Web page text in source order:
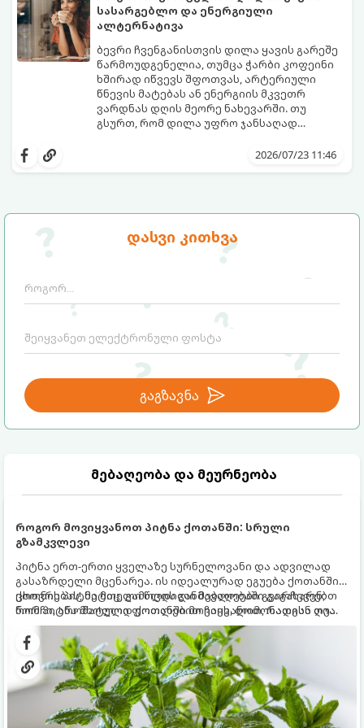
დასვი კითხვა
გაგზავნა
მებაღეობა და მეურნეობა
როგორ მოვიყვანოთ პიტნა ქოთანში: სრული
გზამკვლევი
პიტნა ერთ-ერთი ყველაზე სურნელოვანი და ადვილად
გასაზრდელი მცენარეა. ის იდეალურად ეგუება ქოთანში
ცხოვრებას, მეტიც, გამოცდილი მებაღეები გვირჩევენ,
რომ პიტნა მხოლოდ ქოთანში მოვიყვანოთ, რადგან ღია
გრუნტში (ბაღში) დარგვისას ის ფესვებით ძალიან
სწრაფად ვრცელდება და სხვა მცენარეებს ავიწროებს.
ქოთნის პიტნა მთელი წლის განმავლობაში გაგახარებთ
ნორჩი, არომატული ფოთლებით ჩაის, ლიმონათისა თუ
კერძებისთვის.
ყოველდღიურ, სასიამოვნო ჩვევად
აქციოთ.
სასარგებლო და ენერგიული
ალტერნატივა
ბევრი ჩვენგანისთვის დილა ყავის გარეშე
წარმოუდგენელია, თუმცა ჭარბი კოფეინი
ხშირად იწვევს შფოთვას, არტერიული
წნევის მატებას ან ენერგიის მკვეთრ
ვარდნას დღის მეორე ნახევარში. თუ
გსურთ, რომ დილა უფრო ჯანსაღად
შეინარჩუნოთ, ექსპერტები ყავის სამ
თქვენთვის სასურველი სასმელი:2026/07/23 11:46